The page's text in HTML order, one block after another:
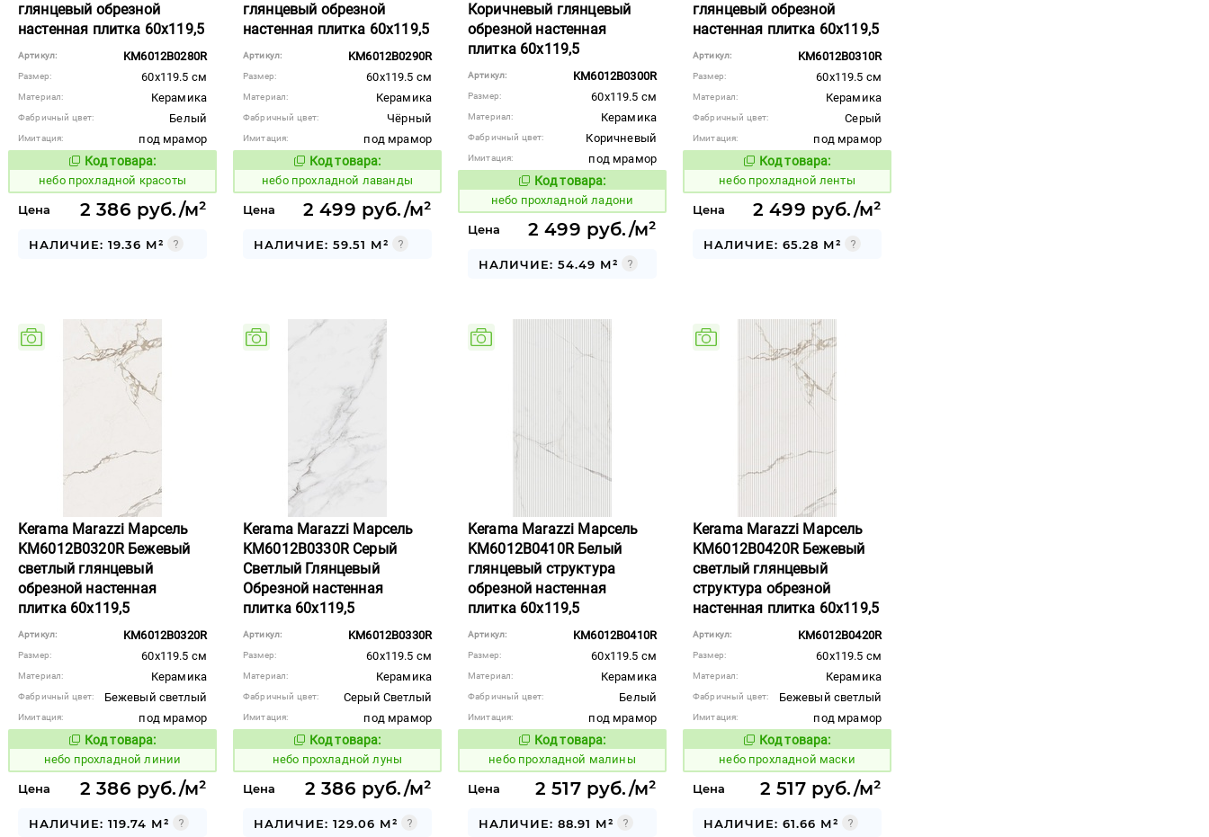
глянцевый обрезной
настенная плитка 60x119,5
Артикул: KM6012B0280R
Размер: 60x119.5 см
Материал: Керамика
Фабричный цвет: Белый
Имитация:
под мрамор
Код товара:
1118540 Код товара:
небо прохладной красоты
Цена 2 386 руб./м²
НАЛИЧИЕ: 19.36 М²
глянцевый обрезной
настенная плитка 60x119,5
Артикул: KM6012B0290R
Размер: 60x119.5 см
Материал: Керамика
Фабричный цвет: Чёрный
Имитация:
под мрамор
Код товара:
1118541 Код товара:
небо прохладной лаванды
Цена 2 499 руб./м²
НАЛИЧИЕ: 59.51 М²
Коричневый глянцевый
обрезной настенная
плитка 60x119,5
Артикул: KM6012B0300R
Размер: 60x119.5 см
Материал: Керамика
Фабричный цвет: Коричневый
Имитация:
под мрамор
Код товара:
1118542 Код товара:
небо прохладной ладони
Цена 2 499 руб./м²
НАЛИЧИЕ: 54.49 М²
глянцевый обрезной
настенная плитка 60x119,5
Артикул: KM6012B0310R
Размер: 60x119.5 см
Материал: Керамика
Фабричный цвет: Серый
Имитация:
под мрамор
Код товара:
1118543 Код товара:
небо прохладной ленты
Цена 2 499 руб./м²
НАЛИЧИЕ: 65.28 М²
Kerama Marazzi Марсель
KM6012B0320R Бежевый
светлый глянцевый
обрезной настенная
плитка 60x119,5
Артикул: KM6012B0320R
Размер: 60x119.5 см
Материал: Керамика
Фабричный цвет: Бежевый светлый
Имитация:
под мрамор
Код товара:
1118544 Код товара:
небо прохладной линии
Цена 2 386 руб./м²
НАЛИЧИЕ: 119.74 М²
Kerama Marazzi Марсель
KM6012B0330R Серый
Светлый Глянцевый
Обрезной настенная
плитка 60x119,5
Артикул: KM6012B0330R
Размер: 60x119.5 см
Материал: Керамика
Фабричный цвет: Серый Светлый
Имитация:
под мрамор
Код товара:
1118545 Код товара:
небо прохладной луны
Цена 2 386 руб./м²
НАЛИЧИЕ: 129.06 М²
Kerama Marazzi Марсель
KM6012B0410R Белый
глянцевый структура
обрезной настенная
плитка 60x119,5
Артикул: KM6012B0410R
Размер: 60x119.5 см
Материал: Керамика
Фабричный цвет: Белый
Имитация:
под мрамор
Код товара:
1118546 Код товара:
небо прохладной малины
Цена 2 517 руб./м²
НАЛИЧИЕ: 88.91 М²
Kerama Marazzi Марсель
KM6012B0420R Бежевый
светлый глянцевый
структура обрезной
настенная плитка 60x119,5
Артикул: KM6012B0420R
Размер: 60x119.5 см
Материал: Керамика
Фабричный цвет: Бежевый светлый
Имитация:
под мрамор
Код товара:
1118547 Код товара:
небо прохладной маски
Цена 2 517 руб./м²
НАЛИЧИЕ: 61.66 М²